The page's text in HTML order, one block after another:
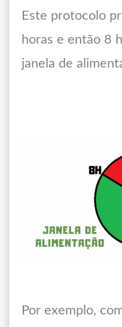
Este protocolo
horas e então 8
janela de
Por exemplo,